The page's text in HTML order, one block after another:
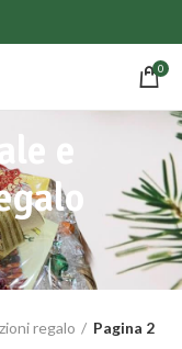
0
e
regalo Pagina 2